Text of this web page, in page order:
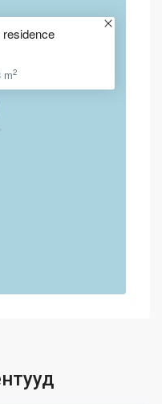
m2